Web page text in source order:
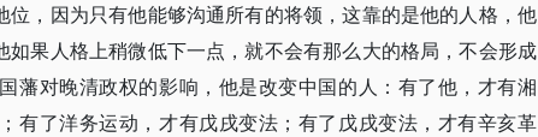
，因为只有他能够沟通所有的将领，这靠的是他的人格，他
果人格上稍微低下一点，就不会有那么大的格局，不会形成
藩对晚清政权的影响，他是改变中国的人：有了他，才有湘
有了洋务运动，才有戊戌变法；有了戊戌变法，才有辛亥革